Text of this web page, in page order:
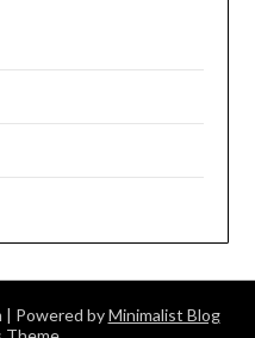
| Powered byMinimalist Blog